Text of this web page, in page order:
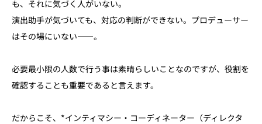
も、それに気づく人がいない。
演出助手が気づいても、対応の判断ができない。プロデューサー
はその場にいない——。
必要最小限の人数で行う事は素晴らしいことなのですが、役割を
確認することも重要であると言えます。
だからこそ、*インティマシー・コーディネーター（ディレクタ